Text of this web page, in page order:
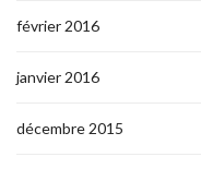
février 2016
janvier 2016
décembre 2015